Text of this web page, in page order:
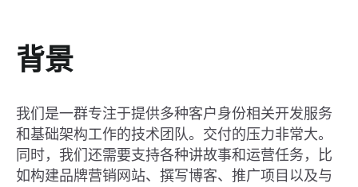
背景
我们是一群专注于提供多种客户身份相关开发服务
和基础架构工作的技术团队。交付的压力非常大。
同时，我们还需要支持各种讲故事和运营任务，比
如构建品牌营销网站、撰写博客、推广项目以及与